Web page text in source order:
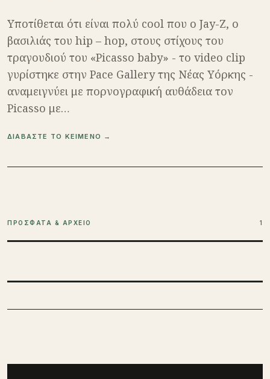
Υποτίθεται ότι είναι πολύ cool που ο Jay-Z, ο
βασιλιάς του hip – hop, στους στίχους του
τραγουδιού του «Picasso baby» - το video clip
γυρίστηκε στην Pace Gallery της Νέας Υόρκης -
αναμειγνύει με πορνογραφική αυθάδεια τον
Picasso με…
ΔΙΑΒΑΣΤΕ ΤΟ ΚΕΙΜΕΝΟ →
ΠΡΟΣΦΑΤΑ & ΑΡΧΕΙΟ 1